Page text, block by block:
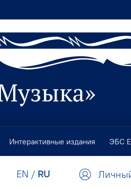
Интерактивные издания ЭБС
EN / RU